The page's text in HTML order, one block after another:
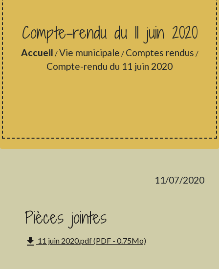
Compte-rendu du 11 juin 2020
Accueil /Vie municipale / Comptes rendus /
Compte-rendu du 11 juin 2020
11/07/2020
Pièces jointes
file_download 11 juin 2020.pdf (PDF - 0.75Mo)